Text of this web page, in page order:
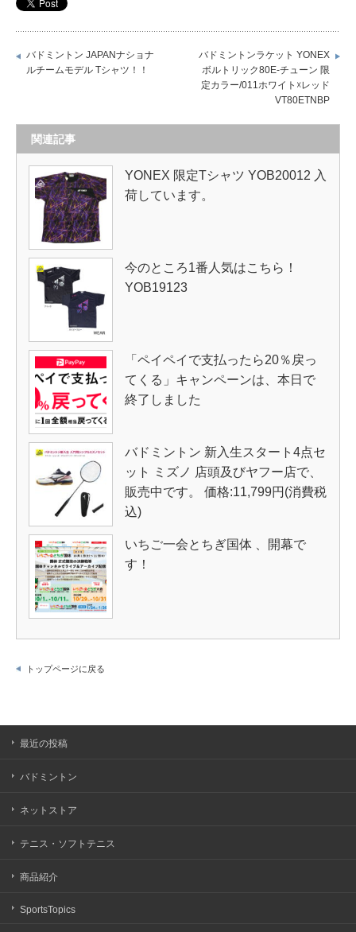
バドミントン JAPANナショナ
ルチームモデル Tシャツ！！
バドミントンラケット YONEX
ボルトリック80E-チューン 限
定カラー/011ホワイト☓レッド
VT80ETNBP
関連記事
YONEX 限定Tシャツ YOB20012 入
荷しています。
今のところ1番人気はこちら！
YOB19123
「ペイペイで支払ったら20％戻っ
てくる」キャンペーンは、本日で
終了しました
バドミントン 新入生スタート4点セ
ット ミズノ 店頭及びヤフー店で、
販売中です。 価格:11,799円(消費税
込)
いちご一会とちぎ国体 、開幕で
す！
トップページに戻る
最近の投稿
バドミントン
ネットストア
テニス・ソフトテニス
商品紹介
SportsTopics